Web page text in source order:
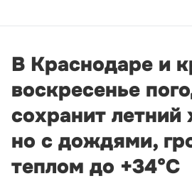
В Краснодаре и
воскресенье
сохранит летний
но с дождями,
теплом до +34°С